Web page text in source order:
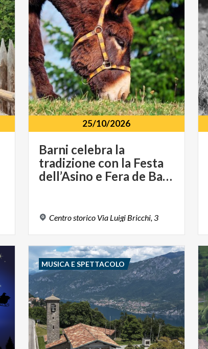
25/10/2026
Barni celebra la
tradizione con la Festa
dell’Asino e Fera de Barni
Centro storico Via Luigi Bricchi, 3
MUSICA E SPETTACOLO